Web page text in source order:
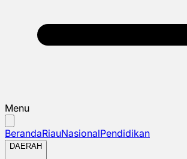
Menu
BerandaRiauNasionalPendidikan
DAERAH